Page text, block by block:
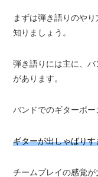
まずは弾き語りのや
知りましょう。
弾き語りには主に、
があります。
バンドでのギターボー
ギターが出しゃばり
チームプレイの感覚が